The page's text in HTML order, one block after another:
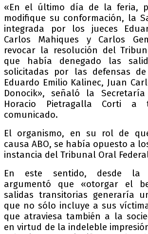
«En el último día de la feria,
modifique su conformación, la
integrada por los jueces
Carlos Mahiques y Carlos
revocar la resolución del
que había denegado las
solicitadas por las defensas
Eduardo Emilio Kalinec, Juan
Donocik», señaló la
Horacio Pietragalla Corti a
comunicado.
El organismo, en su rol de
causa ABO, se había opuesto a
instancia del Tribunal Oral
En este sentido, desde la
argumentó que «otorgar el
salidas transitorias generaría
que no sólo incluye a sus
que atraviesa también a la
en virtud de la indeleble